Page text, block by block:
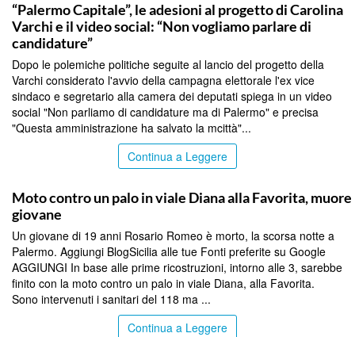
“Palermo Capitale”, le adesioni al progetto di Carolina
Varchi e il video social: “Non vogliamo parlare di
candidature”
Dopo le polemiche politiche seguite al lancio del progetto della
Varchi considerato l'avvio della campagna elettorale l'ex vice
sindaco e segretario alla camera dei deputati spiega in un video
social "Non parliamo di candidature ma di Palermo" e precisa
"Questa amministrazione ha salvato la mcittà"...
Continua a Leggere
Moto contro un palo in viale Diana alla Favorita, muore
giovane
Un giovane di 19 anni Rosario Romeo è morto, la scorsa notte a
Palermo. Aggiungi BlogSicilia alle tue Fonti preferite su Google
AGGIUNGI In base alle prime ricostruzioni, intorno alle 3, sarebbe
finito con la moto contro un palo in viale Diana, alla Favorita.
Sono intervenuti i sanitari del 118 ma ...
Continua a Leggere